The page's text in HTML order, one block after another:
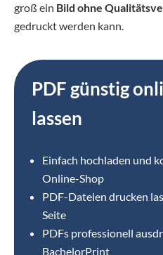
groß ein Bild ohne
gedruckt werden kann.
PDF günstig
lassen
Einfach hochladen und
Online-Shop
⁣PDF-Dateien drucken
Seite
PDFs professionell
BachelorPrint